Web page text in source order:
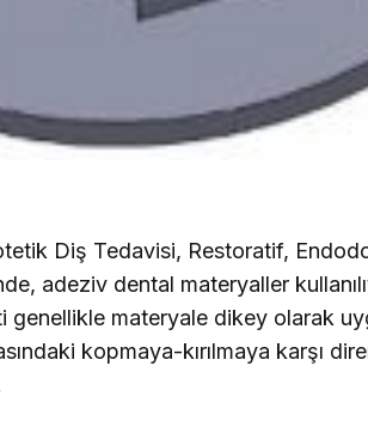
Diş Tedavisi, Restoratif,
adeziv dental materyaller
genellikle materyale dikey olarak
kopmaya-kırılmaya karşı